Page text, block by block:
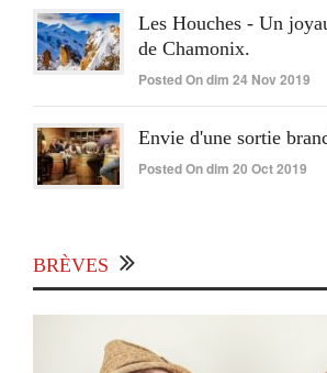
Les Houches - Un
de Chamonix.
Posted On dim 24 Nov 2019
Envie d'une sortie
Posted On dim 20 Oct 2019
BRÈVES